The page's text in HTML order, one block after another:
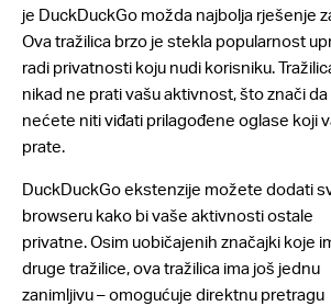
je DuckDuckGo možda najbolja rješenje
Ova tražilica brzo je stekla popularnost
radi privatnosti koju nudi korisniku.
nikad ne prati vašu aktivnost, što znači da
nećete niti viđati prilagođene oglase koji
prate.
DuckDuckGo ekstenzije možete dodati
browseru kako bi vaše aktivnosti ostale
privatne. Osim uobičajenih značajki koje
druge tražilice, ova tražilica ima još jednu
zanimljivu – omogućuje direktnu pretragu